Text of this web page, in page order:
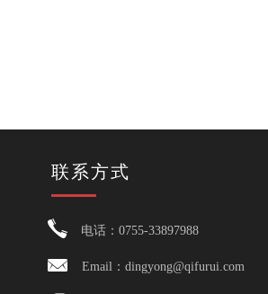
电话：0755-33897988
Email：dingyong@qifurui.com
联系方式